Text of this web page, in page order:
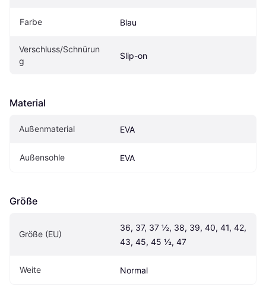
Farbe Blau
Verschluss/Schnürun
g
Slip-on
Material
Außenmaterial EVA
Außensohle EVA
Größe
Größe (EU)
36, 37, 37 ½, 38, 39, 40, 41, 42,
43, 45, 45 ½, 47
Weite Normal